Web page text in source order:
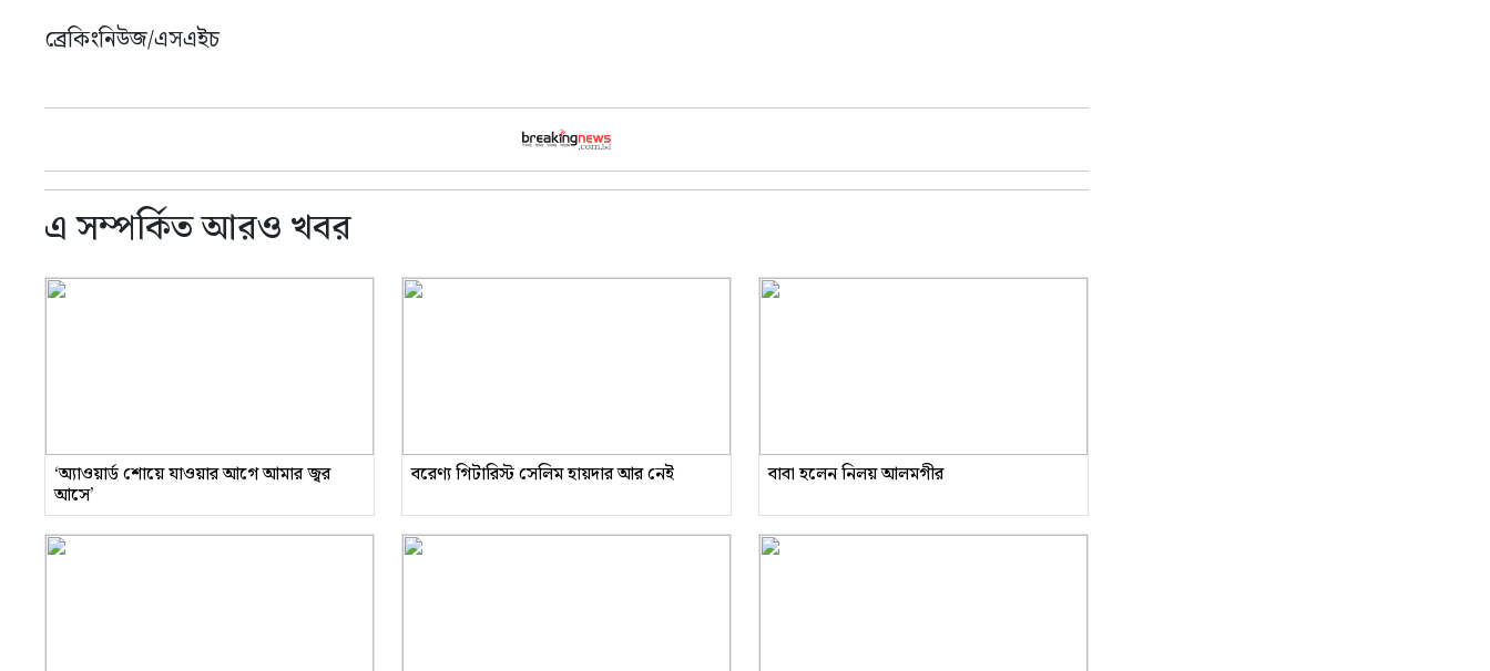
ব্রেকিংনিউজ/এসএইচ
এ সম্পর্কিত আরও খবর
‘অ্যাওয়ার্ড শোয়ে যাওয়ার আগে আমার জ্বর
আসে’
বরেণ্য গিটারিস্ট সেলিম হায়দার আর নেই বাবা হলেন নিলয় আলমগীর